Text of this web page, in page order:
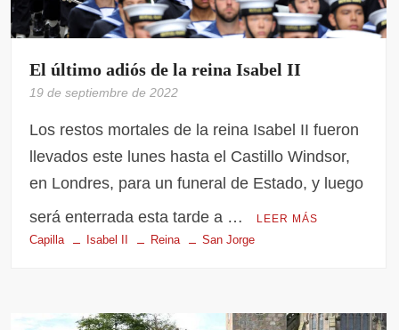
El último adiós de la reina Isabel II
19 de septiembre de 2022
Los restos mortales de la reina Isabel II fueron
llevados este lunes hasta el Castillo Windsor,
en Londres, para un funeral de Estado, y luego
será enterrada esta tarde a …
LEER MÁS
Capilla Isabel II Reina San Jorge